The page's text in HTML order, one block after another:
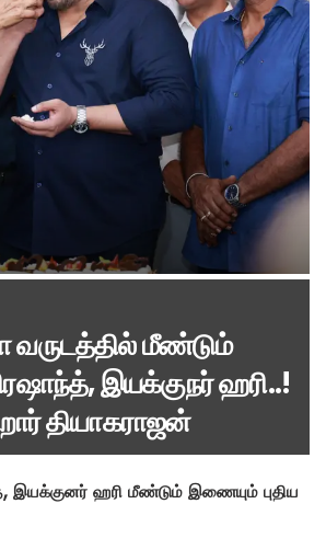
வருடத்தில் மீண்டும்
இயக்குநர் ஹரி..!
தியாகராஜன்
இயக்குனர் ஹரி மீண்டும் இணையும் புதிய